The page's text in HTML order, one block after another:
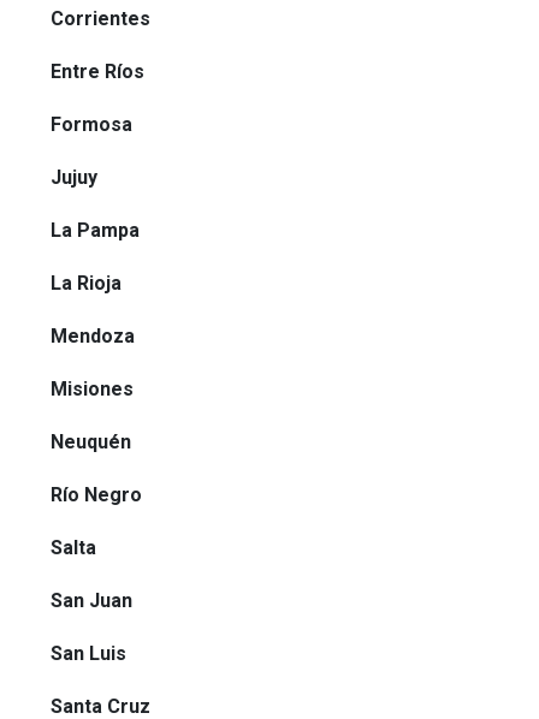
Corrientes
Entre Ríos
Formosa
Jujuy
La Pampa
La Rioja
Mendoza
Misiones
Neuquén
Río Negro
Salta
San Juan
San Luis
Santa Cruz